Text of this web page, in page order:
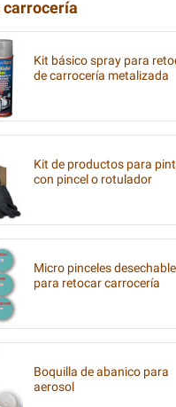
carrocería
Kit básico spray para
de carrocería metalizada
Kit de productos para
con pincel o rotulador
Micro pinceles
para retocar carrocería
Boquilla de abanico para
aerosol